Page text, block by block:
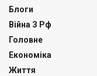
Блоги
Війна З Рф
Головне
Економіка
Життя